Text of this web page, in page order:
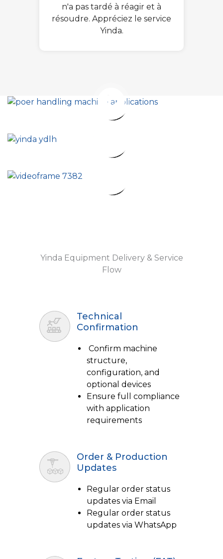
n'a pas tardé à réagir et à
résoudre. Appréciez le service
Yinda.
Yinda Equipment Delivery & Service
Flow
Technical
Confirmation
Confirm machine
structure,
configuration, and
optional devices
Ensure full compliance
with application
requirements
Order & Production
Updates
Regular order status
updates via Email
Regular order status
updates via WhatsApp